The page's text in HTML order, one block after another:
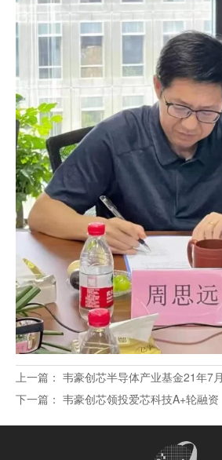
上一篇： 韦豪创芯半导体产业基金21年7
下一篇： 韦豪创芯领投爱芯科技A+轮融资